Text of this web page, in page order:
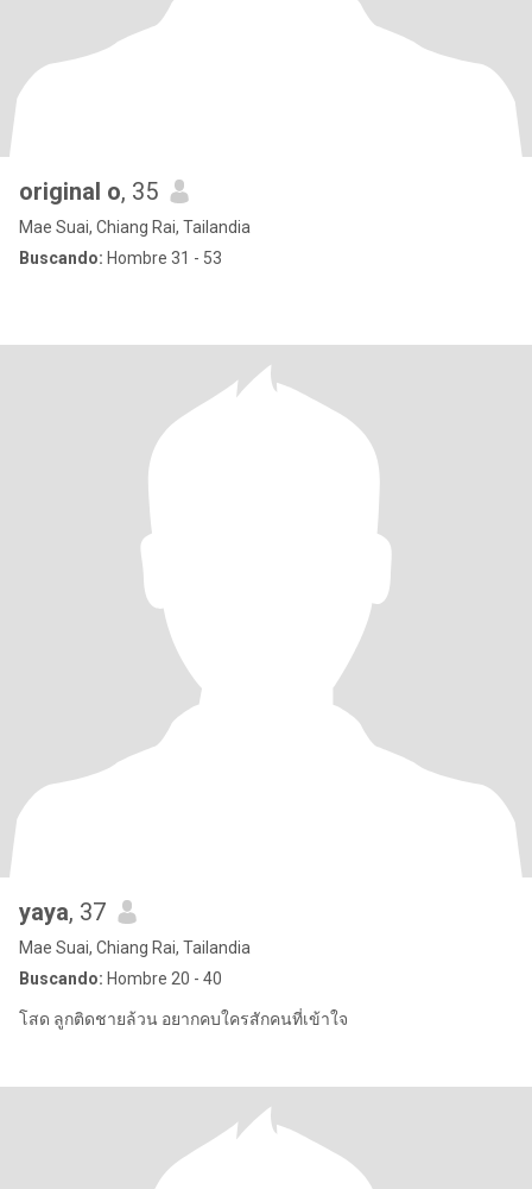
original o, 35
Mae Suai, Chiang Rai, Tailandia
Buscando: Hombre 31 - 53
yaya, 37
Mae Suai, Chiang Rai, Tailandia
Buscando: Hombre 20 - 40
โสด ลูกติดชายล้วน อยากคบใครสักคนที่เข้าใจ